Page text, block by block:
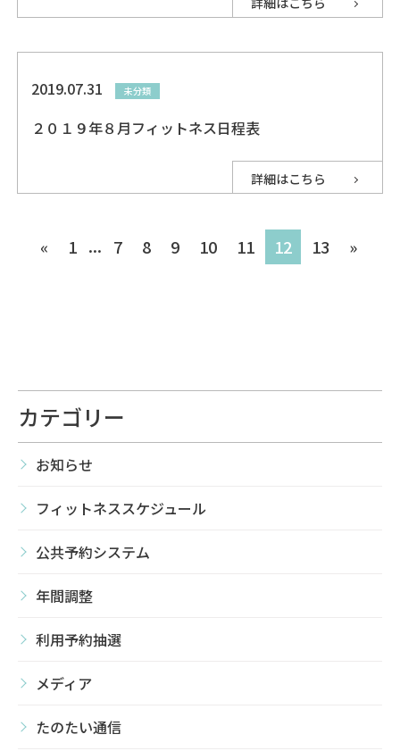
2019.07.31 未分類
２０１９年８月フィットネス日程表
詳細はこちら
« 1 ... 7 8 9 10 11 12 13 »
カテゴリー
お知らせ
フィットネススケジュール
公共予約システム
年間調整
利用予約抽選
メディア
たのたい通信